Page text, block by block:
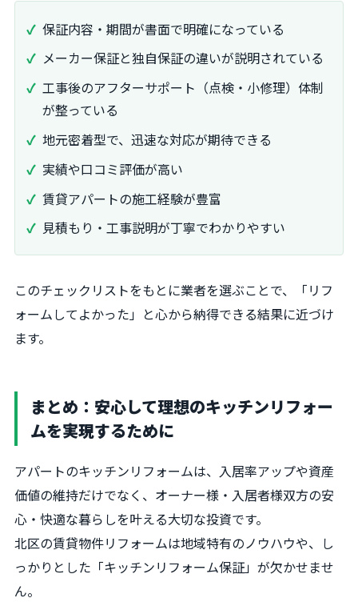
保証内容・期間が書面で明確になっている
メーカー保証と独自保証の違いが説明されている
工事後のアフターサポート（点検・小修理）体制
が整っている
地元密着型で、迅速な対応が期待できる
実績や口コミ評価が高い
賃貸アパートの施工経験が豊富
見積もり・工事説明が丁寧でわかりやすい
このチェックリストをもとに業者を選ぶことで、「リフ
ォームしてよかった」と心から納得できる結果に近づけ
ます。
まとめ：安心して理想のキッチンリフォー
ムを実現するために
アパートのキッチンリフォームは、入居率アップや資産
価値の維持だけでなく、オーナー様・入居者様双方の安
心・快適な暮らしを叶える大切な投資です。
北区の賃貸物件リフォームは地域特有のノウハウや、し
っかりとした「キッチンリフォーム保証」が欠かせませ
ん。